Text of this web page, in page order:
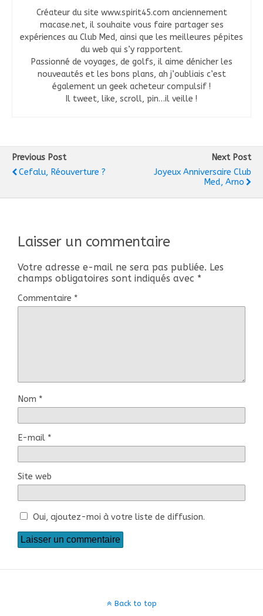
Créateur du site www.spirit45.com anciennement
macase.net, il souhaite vous faire partager ses
expériences au Club Med, ainsi que les meilleures pépites
du web qui s’y rapportent.
Passionné de voyages, de golfs, il aime dénicher les
nouveautés et les bons plans, ah j’oubliais c’est
également un geek acheteur compulsif !
Il tweet, like, scroll, pin…il veille !
Previous Post
Cefalu, Réouverture ?
Next Post
Joyeux Anniversaire Club
Med, Arno
Laisser un commentaire
Votre adresse e-mail ne sera pas publiée. Les
champs obligatoires sont indiqués avec *
Commentaire *
Nom *
E-mail *
Site web
Oui, ajoutez-moi à votre liste de diffusion.
Back to top